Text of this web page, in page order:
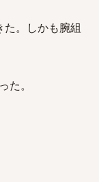
。しかも腕組
た。